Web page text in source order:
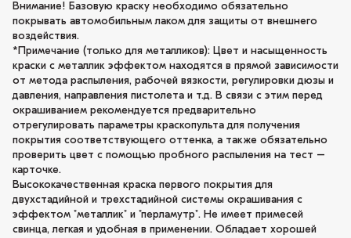
Внимание! Базовую краску необходимо обязательно
покрывать автомобильным лаком для защиты от внешнего
воздействия.
*Примечание (только для металликов): Цвет и насыщенность
краски с металлик эффектом находятся в прямой зависимости
от метода распыления, рабочей вязкости, регулировки дюзы и
давления, направления пистолета и т.д. В связи с этим перед
окрашиванием рекомендуется предварительно
отрегулировать параметры краскопульта для получения
покрытия соответствующего оттенка, а также обязательно
проверить цвет с помощью пробного распыления на тест –
карточке.
Высококачественная краска первого покрытия для
двухстадийной и трехстадийной системы окрашивания с
эффектом "металлик" и "перламутр". Не имеет примесей
свинца, легкая и удобная в применении. Обладает хорошей